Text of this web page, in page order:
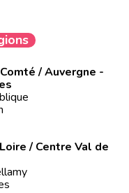
/ Auvergne -
/ Centre Val de